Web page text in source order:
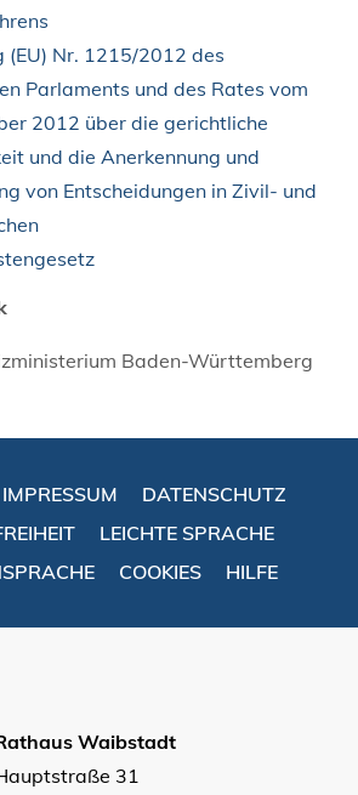
(EU) Nr. 1215/2012 des
Parlaments und des Rates vom
2012 über die gerichtliche
und die Anerkennung und
von Entscheidungen in Zivil- und
Baden-Württemberg
IMPRESSUM
DATENSCHUTZ
LEICHTE SPRACHE
COOKIES HILFE
Waibstadt
31